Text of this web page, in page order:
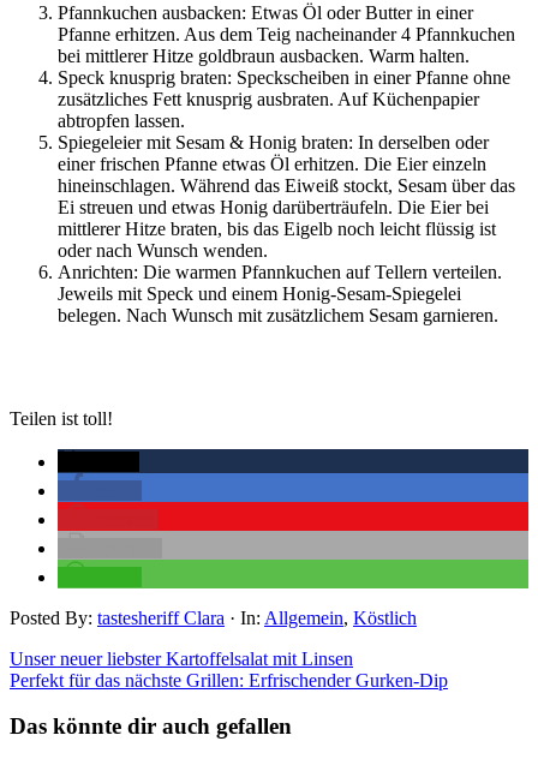
Pfannkuchen ausbacken: Etwas Öl oder Butter in einer
Pfanne erhitzen. Aus dem Teig nacheinander 4 Pfannkuchen
bei mittlerer Hitze goldbraun ausbacken. Warm halten.
Speck knusprig braten: Speckscheiben in einer Pfanne ohne
zusätzliches Fett knusprig ausbraten. Auf Küchenpapier
abtropfen lassen.
Spiegeleier mit Sesam & Honig braten: In derselben oder
einer frischen Pfanne etwas Öl erhitzen. Die Eier einzeln
hineinschlagen. Während das Eiweiß stockt, Sesam über das
Ei streuen und etwas Honig darüberträufeln. Die Eier bei
mittlerer Hitze braten, bis das Eigelb noch leicht flüssig ist
oder nach Wunsch wenden.
Anrichten: Die warmen Pfannkuchen auf Tellern verteilen.
Jeweils mit Speck und einem Honig-Sesam-Spiegelei
belegen. Nach Wunsch mit zusätzlichem Sesam garnieren.
Teilen ist toll!
Posted By: tastesheriff Clara · In: Allgemein, Köstlich
Unser neuer liebster Kartoffelsalat mit Linsen
Perfekt für das nächste Grillen: Erfrischender Gurken-Dip
Das könnte dir auch gefallen